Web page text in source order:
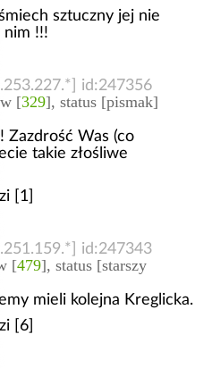
sztuczny jej nie
nim !!!
id:247356
[329], status [pismak]
Zazdrość Was (co
takie złośliwe
[1]
id:247343
[479], status [starszy
mieli kolejna Kreglicka.
[6]